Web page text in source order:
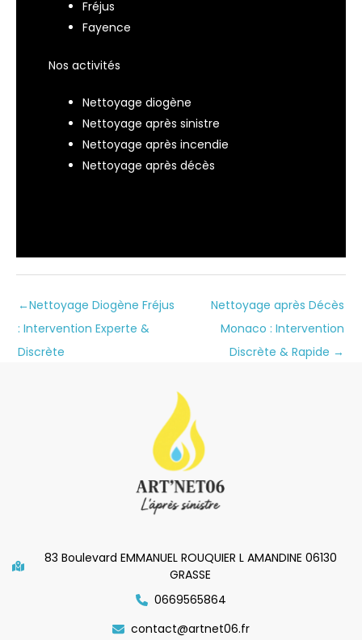
Fréjus
Fayence
Nos activités
Nettoyage diogène
Nettoyage après sinistre
Nettoyage après incendie
Nettoyage après décès
←Nettoyage Diogène Fréjus
: Intervention Experte &
Discrète
Nettoyage après Décès
Monaco : Intervention
Discrète & Rapide →
83 Boulevard EMMANUEL ROUQUIER L AMANDINE 06130
GRASSE
0669565864
contact@artnet06.fr